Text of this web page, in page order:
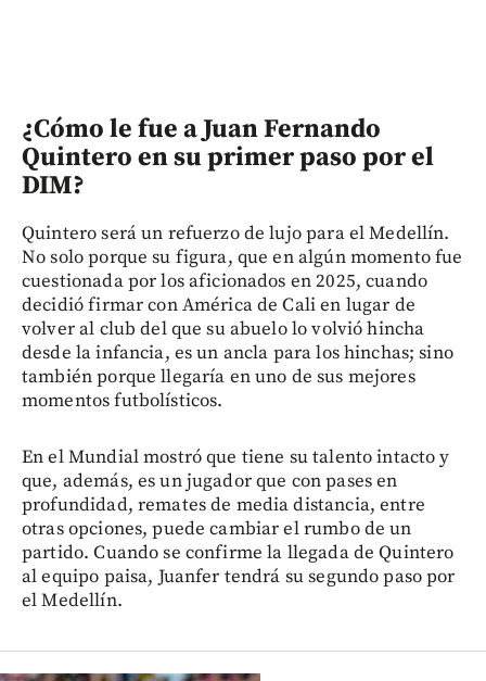
¿Cómo le fue a Juan Fernando
Quintero en su primer paso por el
DIM?
Quintero será un refuerzo de lujo para el Medellín.
No solo porque su figura, que en algún momento fue
cuestionada por los aficionados en 2025, cuando
decidió firmar con América de Cali en lugar de
volver al club del que su abuelo lo volvió hincha
desde la infancia, es un ancla para los hinchas; sino
también porque llegaría en uno de sus mejores
momentos futbolísticos.
En el Mundial mostró que tiene su talento intacto y
que, además, es un jugador que con pases en
profundidad, remates de media distancia, entre
otras opciones, puede cambiar el rumbo de un
partido. Cuando se confirme la llegada de Quintero
al equipo paisa, Juanfer tendrá su segundo paso por
el Medellín.